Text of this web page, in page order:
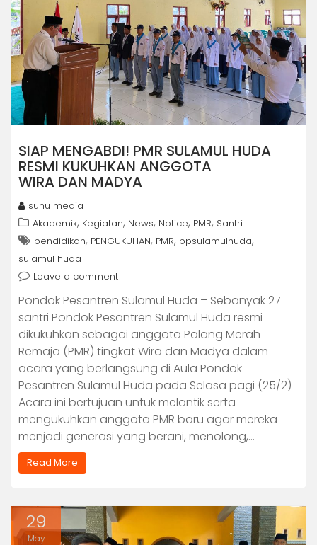
SIAP MENGABDI! PMR SULAMUL HUDA
RESMI KUKUHKAN ANGGOTA
WIRA DAN MADYA
suhu media
Akademik, Kegiatan, News, Notice, PMR, Santri
pendidikan, PENGUKUHAN, PMR, ppsulamulhuda,
sulamul huda
Leave a comment
Pondok Pesantren Sulamul Huda – Sebanyak 27
santri Pondok Pesantren Sulamul Huda resmi
dikukuhkan sebagai anggota Palang Merah
Remaja (PMR) tingkat Wira dan Madya dalam
acara yang berlangsung di Aula Pondok
Pesantren Sulamul Huda pada Selasa pagi (25/2)
Acara ini bertujuan untuk melantik serta
mengukuhkan anggota PMR baru agar mereka
menjadi generasi yang berani, menolong,…
Read More
29
May